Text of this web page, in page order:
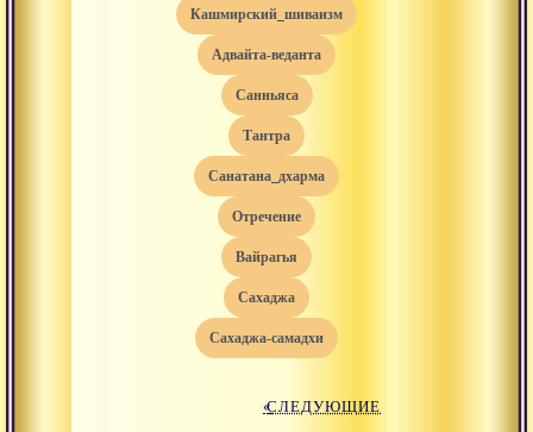
кашмирский_шиваизм
адвайта-веданта
санньяса
тантра
санатана_дхарма
отречение
вайрагья
сахаджа
сахаджа-самадхи
«СЛЕДУЮЩИЕ